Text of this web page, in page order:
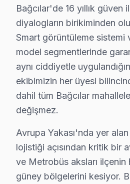
Chip-level tamir
Neden Bağcılar'de
Bağcılar Hitachi TV Ekran
Bağcılar'da Hitachi TV'niz
• Bağcılar'de 25+ sertifikalı
• Bağcılar'de sadece
Pratik olarak,, Bağcılar
Bağcılar Hitachi TV
Yeni bir Hitachi televizyon
Bağcılar'de 16 yıllık
diyalogların birikiminden
Smart görüntüleme sistemi
model segmentlerinde
aynı ciddiyetle
ekibimizin her üyesi
dahil tüm Bağcılar
değişmez.
Avrupa Yakası'nda yer
lojistiği açısından kritik bir
ve Metrobüs aksları ilçenin
güney bölgelerini kesiyor.